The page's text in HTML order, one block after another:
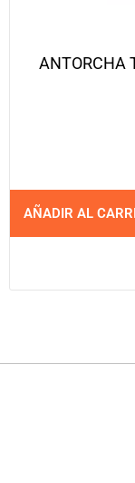
ANTORCHA
AÑADIR AL